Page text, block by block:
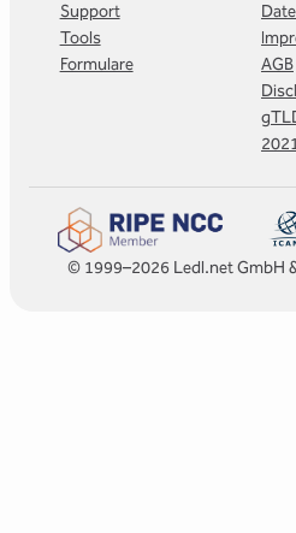
Support
Tools
Formulare
AGB
© 1999–2026 Ledl.net GmbH